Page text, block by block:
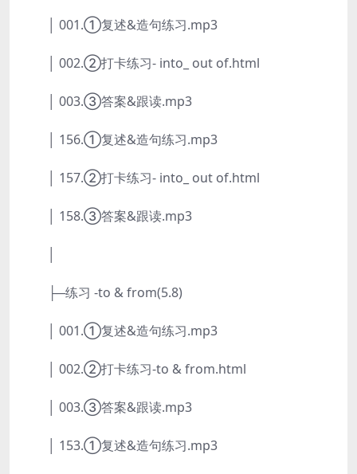
│ 001.①复述&造句练习.mp3
│ 002.②打卡练习- into_ out of.html
│ 003.③答案&跟读.mp3
│ 156.①复述&造句练习.mp3
│ 157.②打卡练习- into_ out of.html
│ 158.③答案&跟读.mp3
├─练习 -to & from(5.8)
│ 001.①复述&造句练习.mp3
│ 002.②打卡练习-to & from.html
│ 003.③答案&跟读.mp3
│ 153.①复述&造句练习.mp3